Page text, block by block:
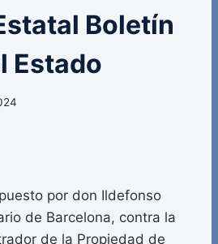
Boletín
Estado
por don Ildefonso
de Barcelona, contra la
de la Propiedad de